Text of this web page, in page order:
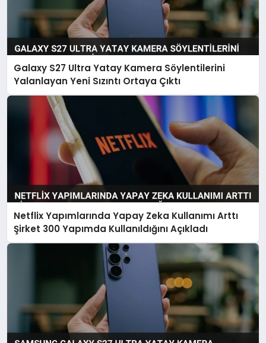
Galaxy S27 Ultra Yatay Kamera Söylentilerini
Yalanlayan Yeni Sızıntı Ortaya Çıktı
Netflix Yapımlarında Yapay Zeka Kullanımı Arttı
Şirket 300 Yapımda Kullanıldığını Açıkladı